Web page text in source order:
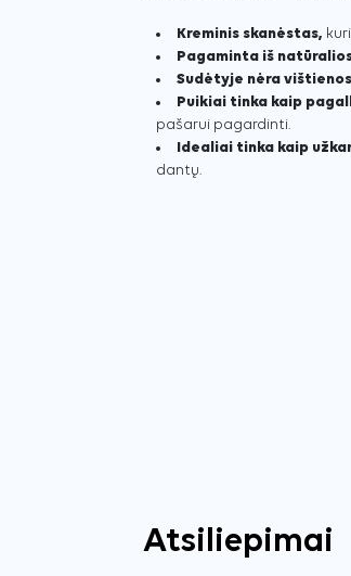
Kreminis skanėstas,
Pagaminta iš
Sudėtyje nėra
Puikiai tinka kaip
pašarui pagardinti.
Idealiai tinka kaip
dantų.
Atsiliepimai